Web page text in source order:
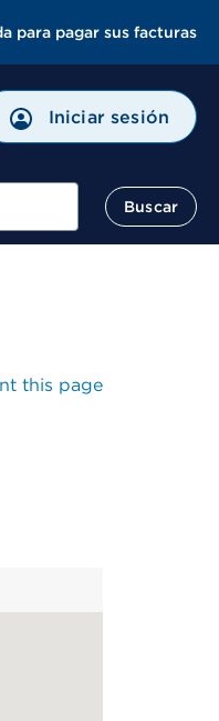
para pagar sus facturas
Iniciar sesión
Buscar
this page